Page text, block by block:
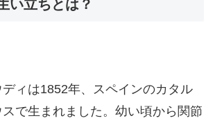
い立ちとは？
ィは1852年、スペインのカタル
で生まれました。幼い頃から関節